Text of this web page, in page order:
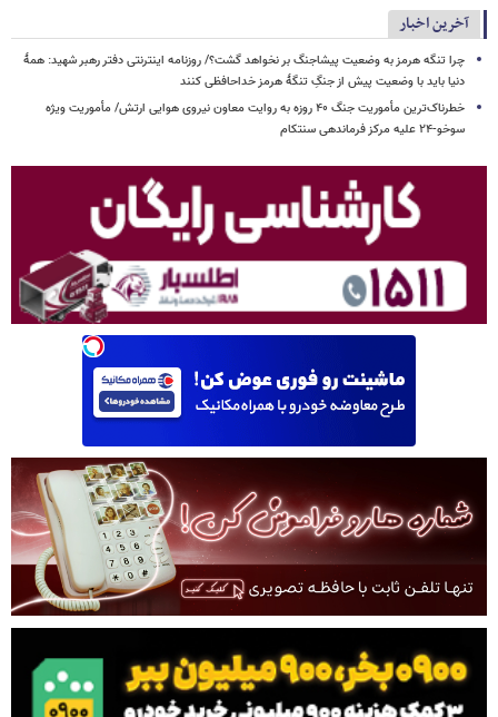
آخرین اخبار
چرا تنگه هرمز به وضعیت پیشاجنگ بر نخواهد گشت؟/ روزنامه اینترنتی دفتر رهبر شهید: همۀ
دنیا باید با وضعیت پیش از جنگِ تنگۀ هرمز خداحافظی کنند
خطرناک‌ترین مأموریت جنگ ۴۰ روزه به روایت معاون نیروی هوایی ارتش/ مأموریت ویژه
سوخو-۲۴ علیه مرکز فرماندهی سنتکام